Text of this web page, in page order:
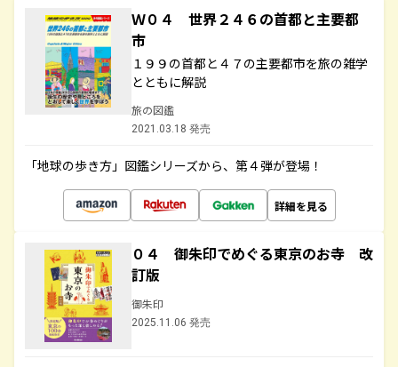
Ｗ０４ 世界２４６の首都と主要都
市
１９９の首都と４７の主要都市を旅の雑学
とともに解説
旅の図鑑
2021.03.18 発売
「地球の歩き方」図鑑シリーズから、第４弾が登場！
詳細を見る
０４ 御朱印でめぐる東京のお寺 改
訂版
御朱印
2025.11.06 発売